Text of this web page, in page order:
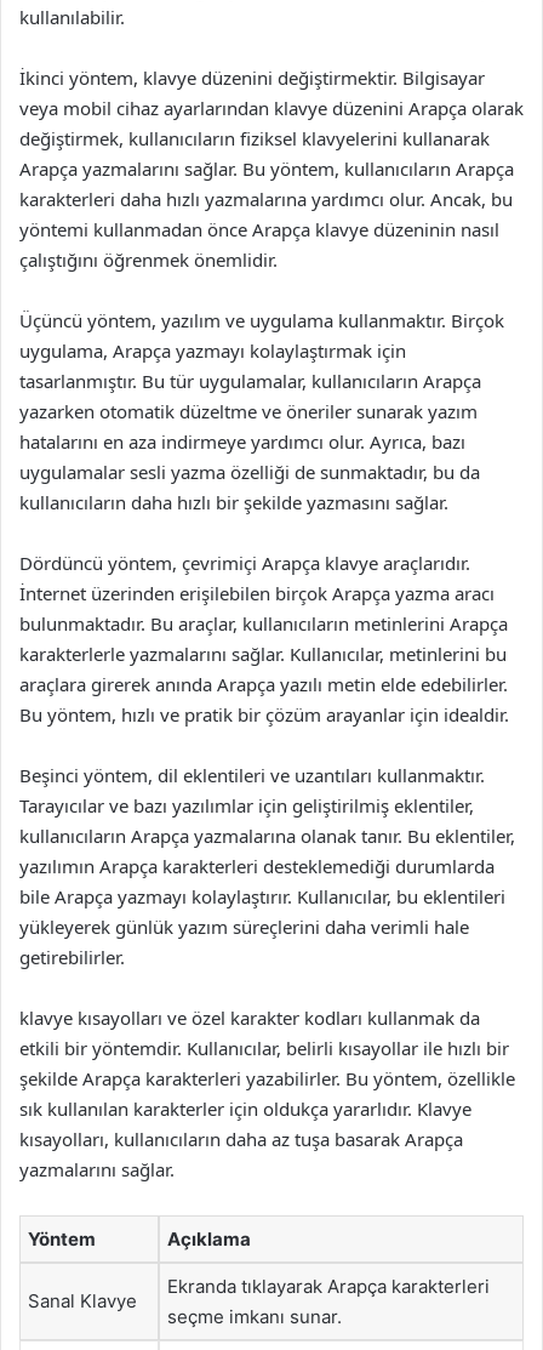
kullanılabilir.
İkinci yöntem, klavye düzenini değiştirmektir. Bilgisayar
veya mobil cihaz ayarlarından klavye düzenini Arapça olarak
değiştirmek, kullanıcıların fiziksel klavyelerini kullanarak
Arapça yazmalarını sağlar. Bu yöntem, kullanıcıların Arapça
karakterleri daha hızlı yazmalarına yardımcı olur. Ancak, bu
yöntemi kullanmadan önce Arapça klavye düzeninin nasıl
çalıştığını öğrenmek önemlidir.
Üçüncü yöntem, yazılım ve uygulama kullanmaktır. Birçok
uygulama, Arapça yazmayı kolaylaştırmak için
tasarlanmıştır. Bu tür uygulamalar, kullanıcıların Arapça
yazarken otomatik düzeltme ve öneriler sunarak yazım
hatalarını en aza indirmeye yardımcı olur. Ayrıca, bazı
uygulamalar sesli yazma özelliği de sunmaktadır, bu da
kullanıcıların daha hızlı bir şekilde yazmasını sağlar.
Dördüncü yöntem, çevrimiçi Arapça klavye araçlarıdır.
İnternet üzerinden erişilebilen birçok Arapça yazma aracı
bulunmaktadır. Bu araçlar, kullanıcıların metinlerini Arapça
karakterlerle yazmalarını sağlar. Kullanıcılar, metinlerini bu
araçlara girerek anında Arapça yazılı metin elde edebilirler.
Bu yöntem, hızlı ve pratik bir çözüm arayanlar için idealdir.
Beşinci yöntem, dil eklentileri ve uzantıları kullanmaktır.
Tarayıcılar ve bazı yazılımlar için geliştirilmiş eklentiler,
kullanıcıların Arapça yazmalarına olanak tanır. Bu eklentiler,
yazılımın Arapça karakterleri desteklemediği durumlarda
bile Arapça yazmayı kolaylaştırır. Kullanıcılar, bu eklentileri
yükleyerek günlük yazım süreçlerini daha verimli hale
getirebilirler.
klavye kısayolları ve özel karakter kodları kullanmak da
etkili bir yöntemdir. Kullanıcılar, belirli kısayollar ile hızlı bir
şekilde Arapça karakterleri yazabilirler. Bu yöntem, özellikle
sık kullanılan karakterler için oldukça yararlıdır. Klavye
kısayolları, kullanıcıların daha az tuşa basarak Arapça
yazmalarını sağlar.
Yöntem Açıklama
Sanal Klavye
Ekranda tıklayarak Arapça karakterleri
seçme imkanı sunar.